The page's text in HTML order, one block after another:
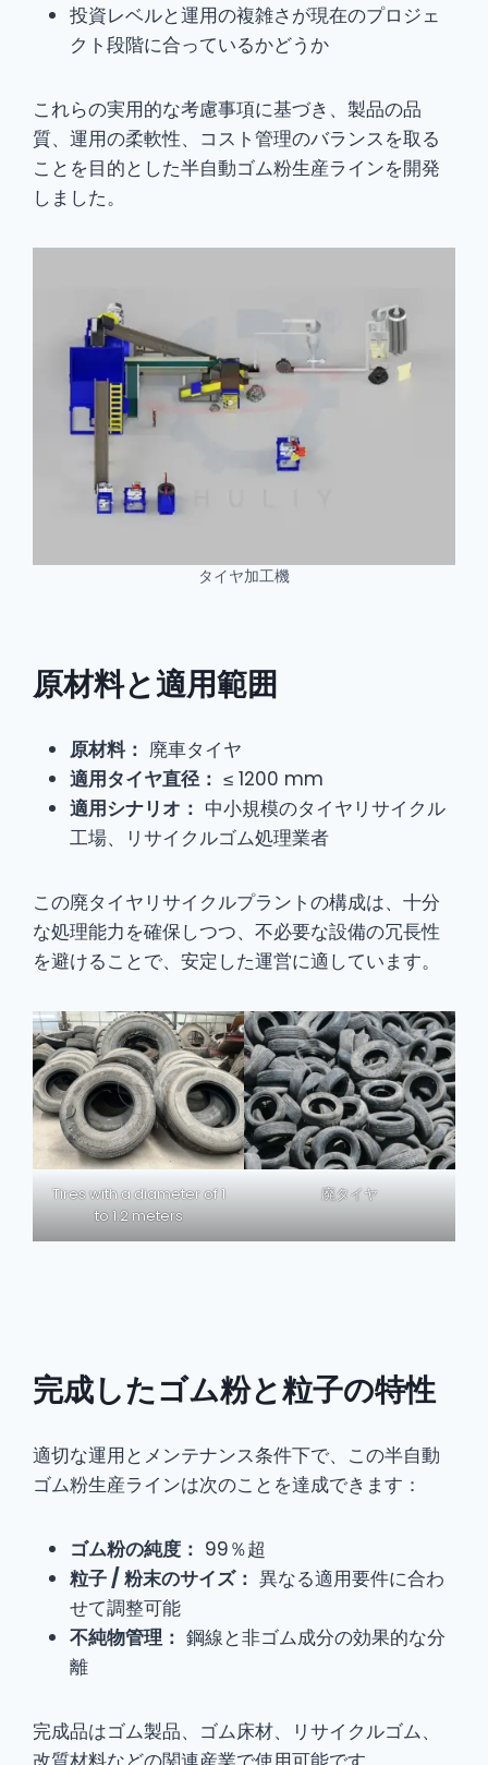
投資レベルと運用の複雑さが現在のプロジェ
クト段階に合っているかどうか
これらの実用的な考慮事項に基づき、製品の品
質、運用の柔軟性、コスト管理のバランスを取る
ことを目的とした半自動ゴム粉生産ラインを開発
しました。
タイヤ加工機
原材料と適用範囲
原材料： 廃車タイヤ
適用タイヤ直径： ≤ 1200 mm
適用シナリオ： 中小規模のタイヤリサイクル
工場、リサイクルゴム処理業者
この廃タイヤリサイクルプラントの構成は、十分
な処理能力を確保しつつ、不必要な設備の冗長性
を避けることで、安定した運営に適しています。
Tires with a diameter of 1
to 1.2 meters
廃タイヤ
完成したゴム粉と粒子の特性
適切な運用とメンテナンス条件下で、この半自動
ゴム粉生産ラインは次のことを達成できます：
ゴム粉の純度： 99％超
粒子 / 粉末のサイズ： 異なる適用要件に合わ
せて調整可能
不純物管理： 鋼線と非ゴム成分の効果的な分
離
完成品はゴム製品、ゴム床材、リサイクルゴム、